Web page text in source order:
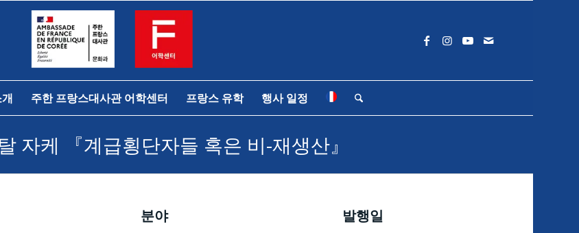
주한 프랑스대사관 어학센터 프랑스 유학 행사 일정
자케 『계급횡단자들 혹은 비-재생산』
분야 발행일